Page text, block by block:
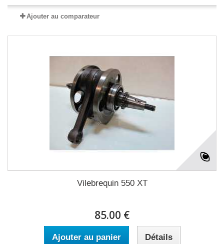
Ajouter au comparateur
Vilebrequin 550 XT
85.00 €
Ajouter au panier Détails